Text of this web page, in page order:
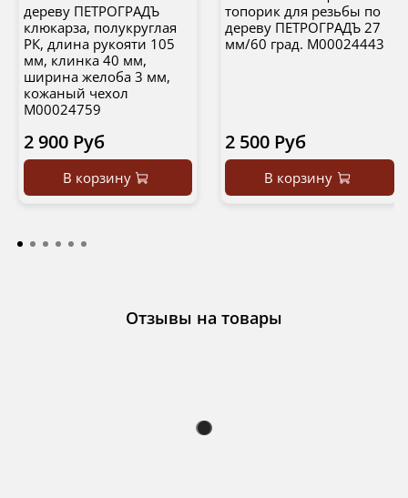
дереву ПЕТРОГРАДЪ
клюкарза, полукруглая
РК, длина рукояти 105
мм, клинка 40 мм,
ширина желоба 3 мм,
кожаный чехол
М00024759
2 900 Руб
В корзину
топорик для резьбы по
дереву ПЕТРОГРАДЪ 27
мм/60 град. М00024443
2 500 Руб
В корзину
Отзывы на товары